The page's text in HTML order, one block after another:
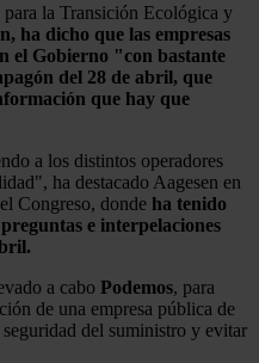
la Transición Ecológica y
ha dicho que las empresas
el Gobierno "con bastante
del 28 de abril, que
que hay que
a los distintos operadores
ha destacado Aagesen en
Congreso, donde ha tenido
e interpelaciones
a cabo Podemos, para
de una empresa pública de
del suministro y evitar